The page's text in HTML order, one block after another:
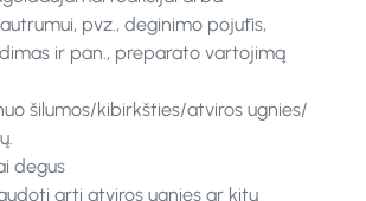
pvz., deginimo pojūtis,
ir pan., preparato vartojimą
šilumos/kibirkšties/atviros ugnies/
degus
arti atviros ugnies ar kitų